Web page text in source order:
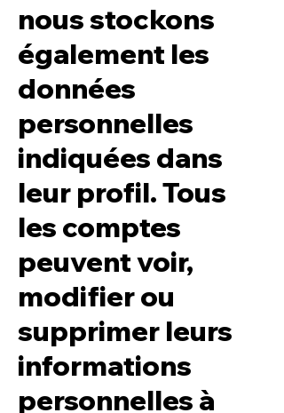
nous stockons
également les
données
personnelles
indiquées dans
leur profil. Tous
les comptes
peuvent voir,
modifier ou
supprimer leurs
informations
personnelles à